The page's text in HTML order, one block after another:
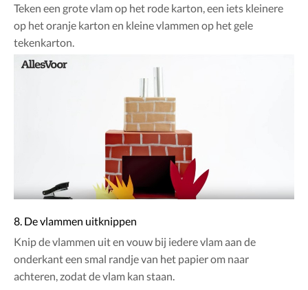
Teken een grote vlam op het rode karton, een iets kleinere
op het oranje karton en kleine vlammen op het gele
tekenkarton.
8. De vlammen uitknippen
Knip de vlammen uit en vouw bij iedere vlam aan de
onderkant een smal randje van het papier om naar
achteren, zodat de vlam kan staan.